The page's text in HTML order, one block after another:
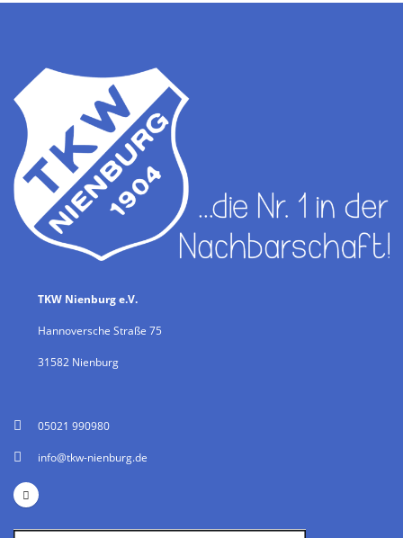
TKW Nienburg e.V.
Hannoversche Straße 75
31582 Nienburg
05021 990980
info@tkw-nienburg.de